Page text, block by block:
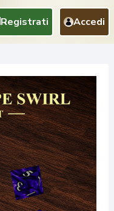
Registrati Accedi